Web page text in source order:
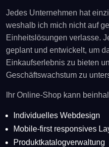
Jedes Unternehmen hat
weshalb ich mich nicht auf
Einheitslösungen verlasse.
geplant und entwickelt, um
Einkaufserlebnis zu bieten
Geschäftswachstum zu
Ihr Online-Shop kann
Individuelles Webdesign
Mobile-first responsives
Produktkatalogverwaltung